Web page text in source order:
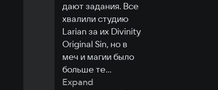
дают задания. Все
хвалили студию
Larian за их Divinity
Original Sin, но в
меч и магии было
больше те...
Expand